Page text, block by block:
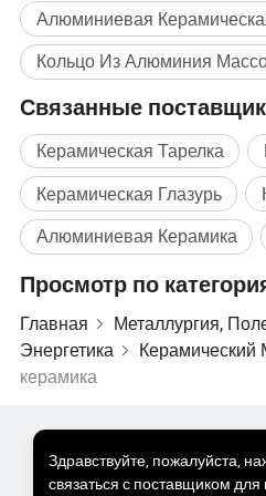
8). Высокая жесткость
Алюминиевая
Кольцо Из Алюминия
Связанные
Керамическая Тарелка
Керамическая Глазурь
Алюминиевая Керамика
Просмотр по
Главная
Металлургия,
Энергетика
Керамический
керамика
Здравствуйте, пожалуйста,
связаться с поставщиком для
Оптом Горячие Товары